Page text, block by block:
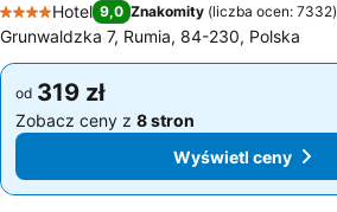
4 Kategoria
Hotel 9,0 Znakomity (liczba ocen: 7332)
Grunwaldzka 7, Rumia, 84-230, Polska
od 319 zł
Zobacz ceny z 8 stron
Wyświetl ceny
od 319 zł
Zobacz ceny z 8 stron
Wyświetl ceny